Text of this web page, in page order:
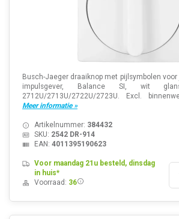
Busch-Jaeger draaiknop met pijlsymbolen
impulsgever, Balance SI, wit
2712U/2713U/2722U/2723U. Excl.
Meer informatie »
Artikelnummer: 384432
SKU: 2542 DR-914
EAN: 4011395190623
Voor maandag 21u besteld, dinsdag
in huis*
Voorraad: 36